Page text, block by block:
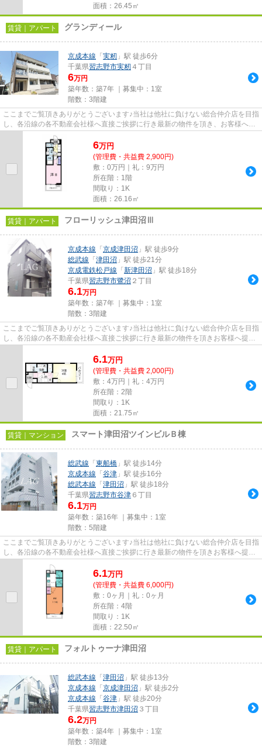
面積：26.45㎡
賃貸｜アパート グランディール
京成本線 「 実籾 」駅 徒歩6分
千葉県習志野市実籾 ４丁目
6万円
築年数：築7年 ｜募集中： 1室
階数：3階建
ここまでご覧頂きありがとうございます♪当社は他社に負けない総合仲介店を目指
し、各沿線の各不動産会社様へ直接ご挨拶に行き最新の物件を頂き、お客様へ提
供しております！最新の情報...
6万円
(管理費・共益費 2,900円)
敷：0万円｜礼：9万円
所在階：1階
間取り：1K
面積：26.16㎡
賃貸｜アパート フローリッシュ津田沼Ⅲ
京成本線 「 京成津田沼 」駅 徒歩9分
総武線 「 津田沼 」駅 徒歩21分
京成電鉄松戸線 「 新津田沼 」駅 徒歩18分
千葉県習志野市鷺沼 ２丁目
6.1万円
築年数：築7年 ｜募集中： 1室
階数：3階建
ここまでご覧頂きありがとうございます♪当社は他社に負けない総合仲介店を目指
し、各沿線の各不動産会社様へ直接ご挨拶に行き最新の物件を頂きお客様へ提供
6.1万円
(管理費・共益費 2,000円)
敷：4万円｜礼：4万円
所在階：2階
間取り：1K
面積：21.75㎡
賃貸｜マンション スマート津田沼ツインビルＢ棟
総武線 「 東船橋 」駅 徒歩14分
京成本線 「 谷津 」駅 徒歩16分
総武本線 「 津田沼 」駅 徒歩18分
千葉県習志野市谷津 ６丁目
6.1万円
築年数：築16年 ｜募集中： 1室
階数：5階建
ここまでご覧頂きありがとうございます♪当社は他社に負けない総合仲介店を目指
し、各沿線の各不動産会社様へ直接ご挨拶に行き最新の物件を頂きお客様へ提供
6.1万円
(管理費・共益費 6,000円)
敷：0ヶ月｜礼：0ヶ月
所在階：4階
間取り：1K
面積：22.50㎡
賃貸｜アパート フォルトゥーナ津田沼
総武本線 「 津田沼 」駅 徒歩13分
京成本線 「 京成津田沼 」駅 徒歩2分
京成本線 「 谷津 」駅 徒歩20分
千葉県習志野市津田沼 ３丁目
6.2万円
築年数：築4年 ｜募集中： 1室
階数：3階建